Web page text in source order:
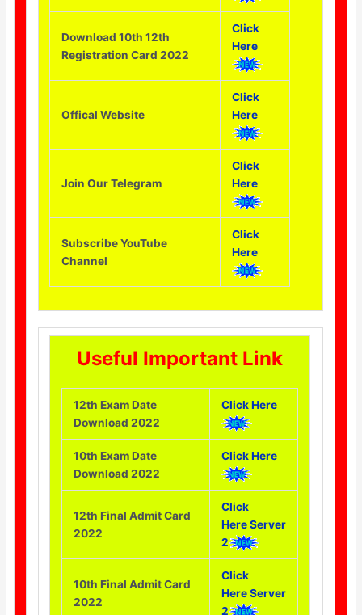
Download 10th 12th
Registration Card 2022
Click
Here
Offical Website
Click
Here
Join Our Telegram
Click
Here
Subscribe YouTube
Channel
Click
Here
Useful Important Link
12th Exam Date
Download 2022
Click Here
10th Exam Date
Download 2022
Click Here
12th Final Admit Card
2022
Click
HereServer
2
10th Final Admit Card
2022
Click
Here Server
2